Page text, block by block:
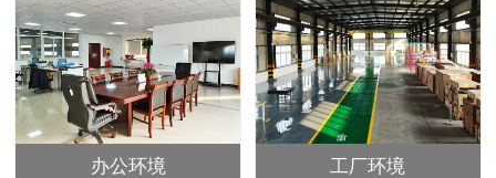
办公环境 工厂环境